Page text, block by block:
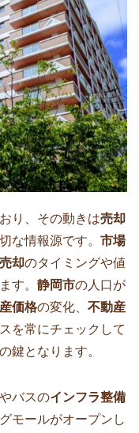
り、その動きは売却
な情報源です。 市場
売却のタイミングや値
す。 静岡市の人口が
価格の変化、 不動産
を常にチェックして
鍵となります。
バスのインフラ整備
モールがオープンし